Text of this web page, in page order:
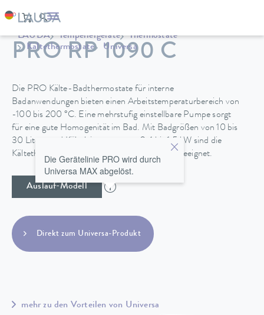
LAUDA Temperiergeräte
Thermostate
Kältethermostate
Universa
PRO RP 1090 C
Die PRO Kälte-Badthermostate für interne
Badanwendungen bieten einen Arbeitstemperaturbereich von
-100 bis 200 °C. Eine mehrstufig einstellbare Pumpe sorgt
für eine gute Homogenität im Bad. Mit Badgrößen von 10 bis
30 Litern und Kälteleistungen von 0,4 bis 1,5 kW sind die
Kältethermostat für vielfältige Anwendungen geeignet.
Auslauf-Modell
Die Gerätelinie PRO wird durch
Universa MAX abgelöst.
Direkt zum Universa-Produkt
mehr zu den Vorteilen von Universa